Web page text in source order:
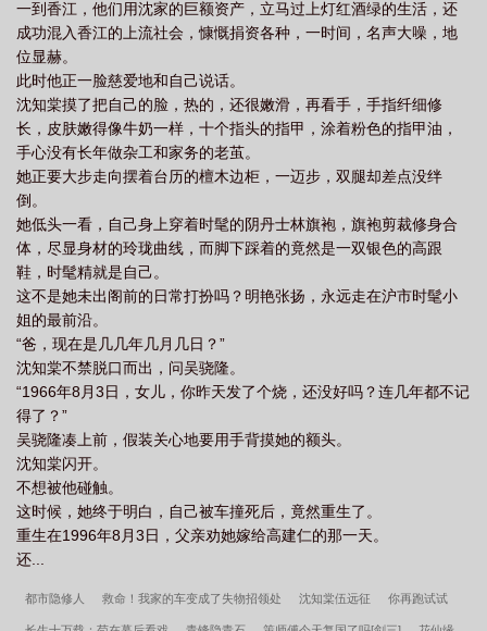
一到香江，他们用沈家的巨额资产，立马过上灯红酒绿的生活，还
成功混入香江的上流社会，慷慨捐资各种，一时间，名声大噪，地
位显赫。
此时他正一脸慈爱地和自己说话。
沈知棠摸了把自己的脸，热的，还很嫩滑，再看手，手指纤细修
长，皮肤嫩得像牛奶一样，十个指头的指甲，涂着粉色的指甲油，
手心没有长年做杂工和家务的老茧。
她正要大步走向摆着台历的檀木边柜，一迈步，双腿却差点没绊
倒。
她低头一看，自己身上穿着时髦的阴丹士林旗袍，旗袍剪裁修身合
体，尽显身材的玲珑曲线，而脚下踩着的竟然是一双银色的高跟
鞋，时髦精就是自己。
这不是她未出阁前的日常打扮吗？明艳张扬，永远走在沪市时髦小
姐的最前沿。
“爸，现在是几几年几月几日？”
沈知棠不禁脱口而出，问吴骁隆。
“1966年8月3日，女儿，你昨天发了个烧，还没好吗？连几年都不记
得了？”
吴骁隆凑上前，假装关心地要用手背摸她的额头。
沈知棠闪开。
不想被他碰触。
这时候，她终于明白，自己被车撞死后，竟然重生了。
重生在1996年8月3日，父亲劝她嫁给高建仁的那一天。
还...
都市隐修人 救命！我家的车变成了失物招领处 沈知棠伍远征 你再跑试试